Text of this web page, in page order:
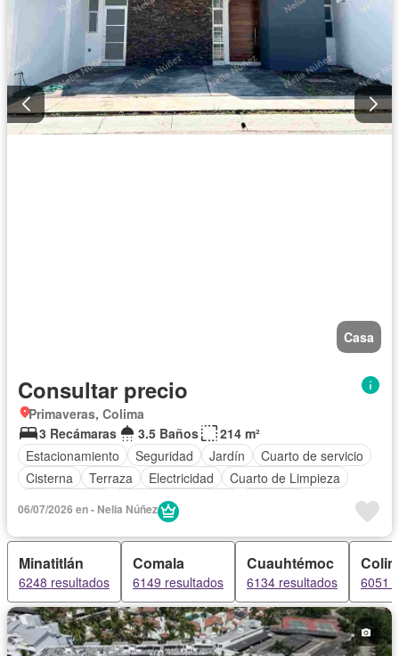
Casa
Consultar precio
Primaveras, Colima
3 Recámaras
3.5 Baños
214 m²
Estacionamiento
Seguridad Jardín
Cuarto de servicio
Cisterna
Terraza Electricidad
Cuarto de Limpieza
Caseta de vigilancia
Sin amueblar
06/07/2026 en - Nelia Núñez
Minatitlán
6248 resultados
Comala
6149 resultados
Cuauhtémoc
6134 resultados 6051